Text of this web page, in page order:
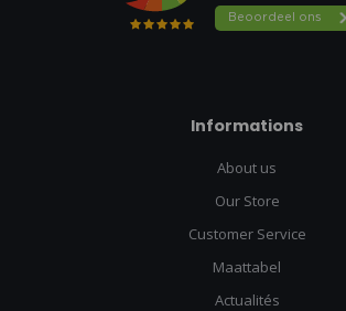
Informations
About us
Our Store
Customer Service
Maattabel
Actualités